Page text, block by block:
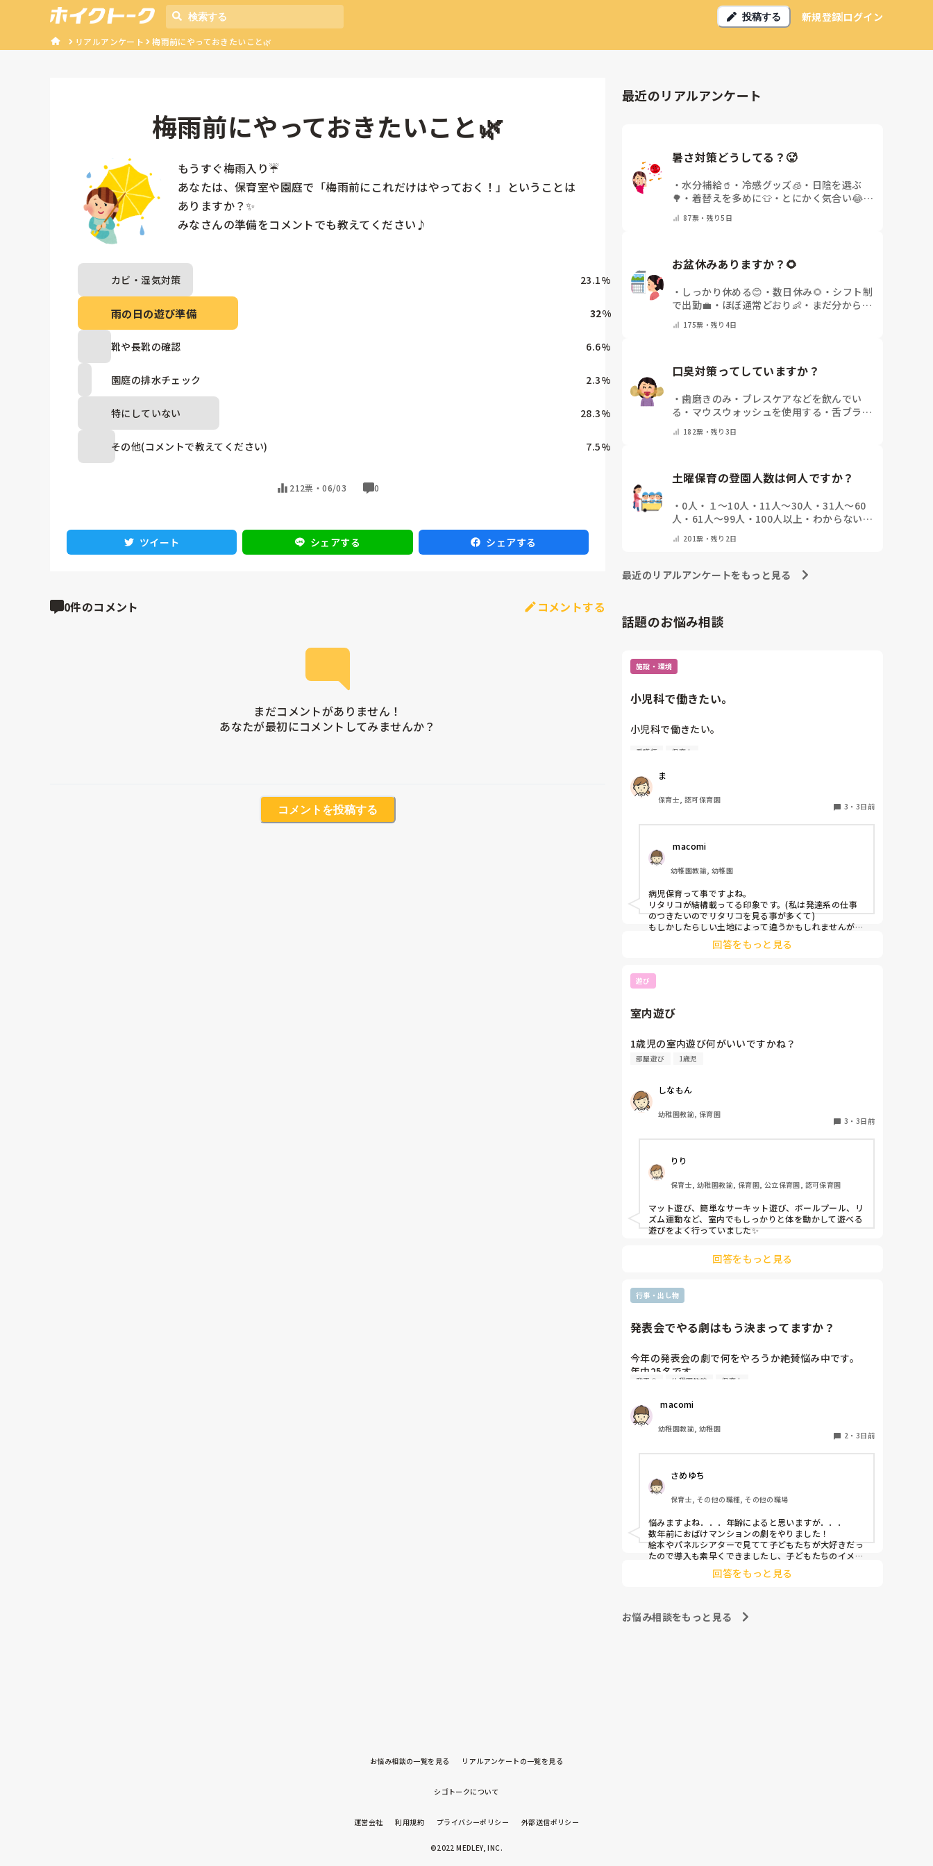
投稿する 新規登録ログイン
リアルアンケート 梅雨前にやっておきたいこと🌿
梅雨前にやっておきたいこと🌿
もうすぐ梅雨入り☔
あなたは、保育室や園庭で「梅雨前にこれだけはやっておく！」ということは
ありますか？✨
みなさんの準備をコメントでも教えてください♪
カビ・湿気対策 23.1%
雨の日の遊び準備 32%
靴や長靴の確認 6.6%
園庭の排水チェック 2.3%
特にしていない 28.3%
その他(コメントで教えてください) 7.5%
212票・06/03 0
ツイート シェアする シェアする
0件のコメント コメントする
まだコメントがありません！
あなたが最初にコメントしてみませんか？
コメントを投稿する
最近のリアルアンケート
暑さ対策どうしてる？🥵
・水分補給🥤 ・ 冷感グッズ🧊 ・ 日陰を選ぶ
🌳 ・ 着替えを多めに👕・ とにかく気合い😂・
87票・ 残り5日
お盆休みありますか？🌻
・ しっかり休める😊 ・ 数日休み🌻 ・ シフト制
で出勤💼 ・ ほぼ通常どおり👶 ・ まだ分からな
175票・残り4日
口臭対策ってしていますか？
・歯磨きのみ ・ ブレスケアなどを飲んでい
る ・ マウスウォッシュを使用する ・舌ブラシ
気にしたことない
182票・残り3日
土曜保育の登園人数は何人ですか？
・ 0人 ・ １～10人 ・ 11人～30人 ・31人～60
人 ・ 61人～99人 ・ 100人以上 ・ わからない、
下さい)
201票・残り2日
最近のリアルアンケートをもっと見る
話題のお悩み相談
施設・環境
小児科で働きたい。
小児科で働きたい。
今は保育園勤務ですが、
本当は小児科で保育士として
働きたいです。
ほぼなく、ホームページなどもチェック
していますが見つかりません😭
もともと、看護師を目指していたのもあって、、
もちろん医療的なことができないのは
わかっていますが💦
何かよい求人サイトなどがあれば
看護師 保育士
ま
保育士, 認可保育園
3 ・ 3日前
macomi
幼稚園教諭, 幼稚園
病児保育って事ですよね。
リタリコが結構載ってる印象です。(私は発達系の仕事
のつきたいのでリタリコを見る事が多くて)
もしかしたらしい土地によって違うかもしれませんが、
検索してみてください！回答をもっと見る
遊び
室内遊び
1歳児の室内遊び何がいいですかね？
部屋遊び 1歳児
しなもん
幼稚園教諭, 保育園
3 ・ 3日前
りり
保育士, 幼稚園教諭, 保育園, 公立保育園, 認可保育園
マット遊び、簡単なサーキット遊び、ボールプール、リ
ズム運動など、室内でもしっかりと体を動かして遊べる
遊びをよく行っていました✨
回答をもっと見る
行事・出し物
発表会でやる劇はもう決まってますか？
今年の発表会の劇で何をやろうか絶賛悩み中です。
年中25名です。
過去に「これは子どもたちも楽しんで大成功だっ
演目があれば、ぜひ教えてほしいです！
発表会 幼稚園教諭 保育士
macomi
幼稚園教諭, 幼稚園
2 ・ 3日前
さめゆち
保育士, その他の職種, その他の職場
悩みますよね．．．年齢によると思いますが．．．
数年前におばけマンションの劇をやりました！
絵本やパネルシアターで見てて子どもたちが大好きだっ
たので導入も素早くできましたし、子どもたちのイメー
ジも膨らみやすく自分たちでセリフをどんどん覚えて練
習も本番も楽しんでました！
回答をもっと見る
お悩み相談をもっと見る
お悩み相談の一覧を見る リアルアンケートの一覧を見る
シゴトークについて
運営会社 利用規約 プライバシーポリシー 外部送信ポリシー
©2022 MEDLEY, INC.